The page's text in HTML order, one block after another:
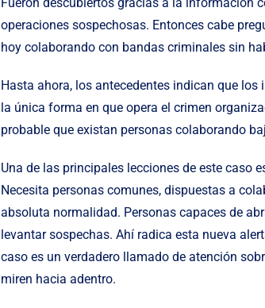
operaciones sospechosas. Entonces cabe
hoy colaborando con bandas criminales sin
Hasta ahora, los antecedentes indican que
la única forma en que opera el crimen
probable que existan personas colaborando
Una de las principales lecciones de este caso
Necesita personas comunes, dispuestas a
absoluta normalidad. Personas capaces de
levantar sospechas. Ahí radica esta nueva
caso es un verdadero llamado de atención
miren hacia adentro.